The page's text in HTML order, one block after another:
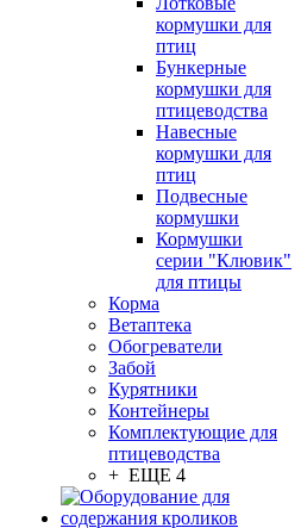
кормушки для
птиц
Бункерные
кормушки для
птицеводства
Навесные
кормушки для
птиц
Подвесные
кормушки
Кормушки
серии "Клювик"
для птицы
Корма
Ветаптека
Обогреватели
Забой
Курятники
Контейнеры
Комплектующие для
птицеводства
+ ЕЩЕ 4